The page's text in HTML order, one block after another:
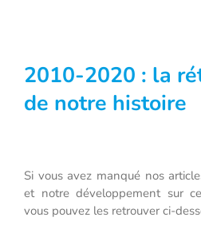
2010-2020 : la
de notre histoire
Si vous avez manqué nos
et notre développement sur
vous pouvez les retrouver ci-